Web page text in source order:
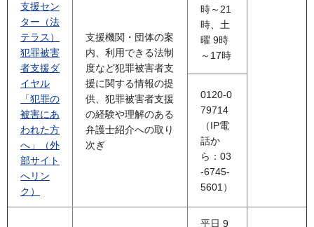
支援セン
ター（法
テラス）
犯罪被害
者支援ダ
イヤル
「犯罪の
被害にあ
われた方
へ」（外
部サイト
へリン
ク）
支援機関・団体の案
内、利用できる法制
度など犯罪被害者支
援に関する情報の提
供、犯罪被害者支援
の経験や理解のある
弁護士紹介への取り
次ぎ
時～21
時、土
曜 9時
～17時
0120-0
79714
（IP電
話か
ら：03
-6745-
5601）
平日 9